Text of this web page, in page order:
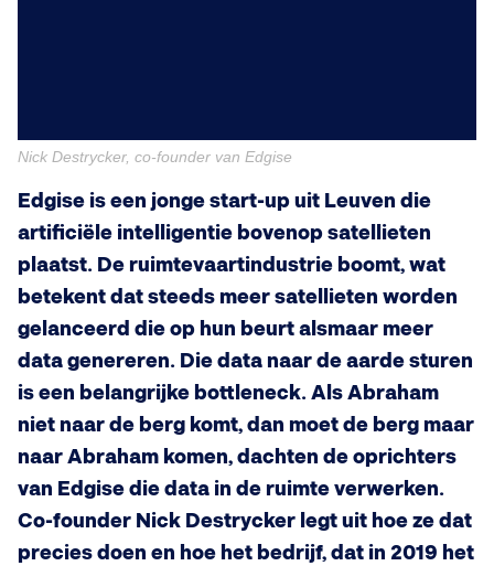
Nick Destrycker, co-founder van Edgise
Edgise is een jonge start-up uit Leuven die
artificiële intelligentie bovenop satellieten
plaatst. De ruimtevaartindustrie boomt, wat
betekent dat steeds meer satellieten worden
gelanceerd die op hun beurt alsmaar meer
data genereren. Die data naar de aarde sturen
is een belangrijke bottleneck. Als Abraham
niet naar de berg komt, dan moet de berg maar
naar Abraham komen, dachten de oprichters
van Edgise die data in de ruimte verwerken.
Co-founder Nick Destrycker legt uit hoe ze dat
precies doen en hoe het bedrijf, dat in 2019 het